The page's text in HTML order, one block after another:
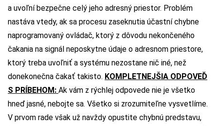
a uvoľní bezpečne celý jeho adresný priestor. Problém
nastáva vtedy, ak sa procesu zaseknutia účastní chybne
naprogramovaný ovládač, ktorý z dôvodu nekončeného
čakania na signál neposkytne údaje o adresnom priestore,
ktorý treba uvoľniť a systému nezostane nič iné, než
donekonečna čakať takisto. KOMPLETNEJŠIA ODPOVEĎ
S PRÍBEHOM: Ak vám z rýchlej odpovede nie je všetko
hneď jasné, nebojte sa. Všetko si zrozumiteľne vysvetlíme.
V prvom rade však už navždy opustite chybnú predstavu,